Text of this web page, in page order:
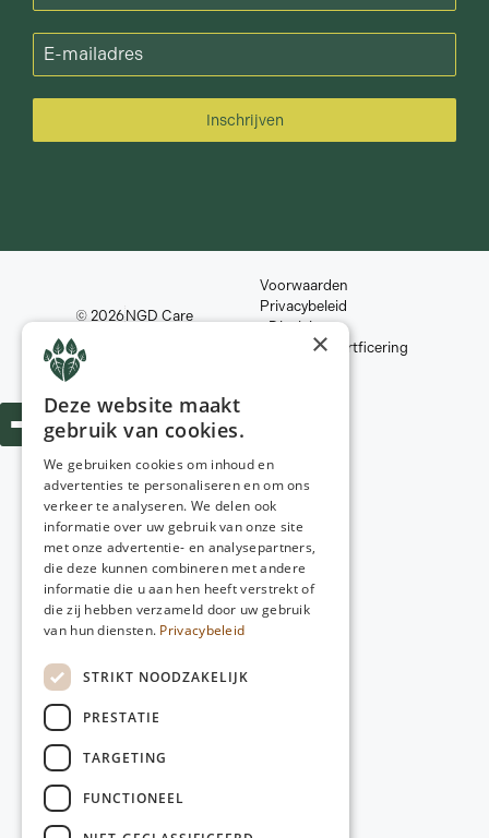
Inschrijven
© 2026 NGD Care
Voorwaarden
Privacybeleid
Disclaimer
Kwaliteitscriteria en certficering
×
Deze website maakt
gebruik van cookies.
We gebruiken cookies om inhoud en
advertenties te personaliseren en om ons
verkeer te analyseren. We delen ook
informatie over uw gebruik van onze site
met onze advertentie- en analysepartners,
die deze kunnen combineren met andere
informatie die u aan hen heeft verstrekt of
die zij hebben verzameld door uw gebruik
van hun diensten. Privacybeleid
STRIKT NOODZAKELIJK
PRESTATIE
TARGETING
FUNCTIONEEL